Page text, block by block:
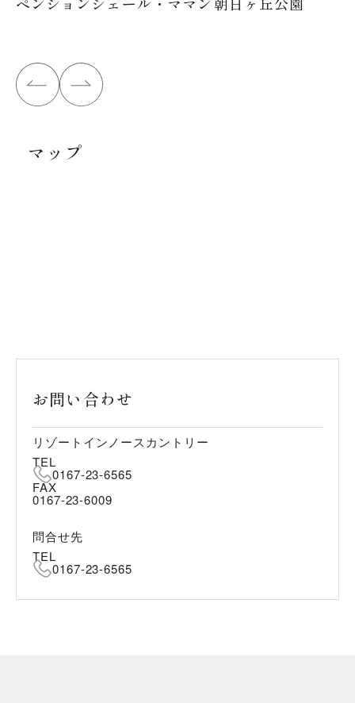
マップ
お問い合わせ
リゾートインノースカントリー
TEL
0167-23-6565
FAX
0167-23-6009
問合せ先
TEL
0167-23-6565